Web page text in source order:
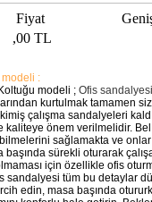
Fiyat
,00 TL
modeli :
modeli ; Ofis sandalyesi
kurtulmak tamamen
çalışma sandalyeleri
önem verilmelidir. Bel
sağlamakta ve
başında sürekli oturarak
olmaması için özellikle ofis
sandalyesi tüm bu detaylar
edin, masa başında